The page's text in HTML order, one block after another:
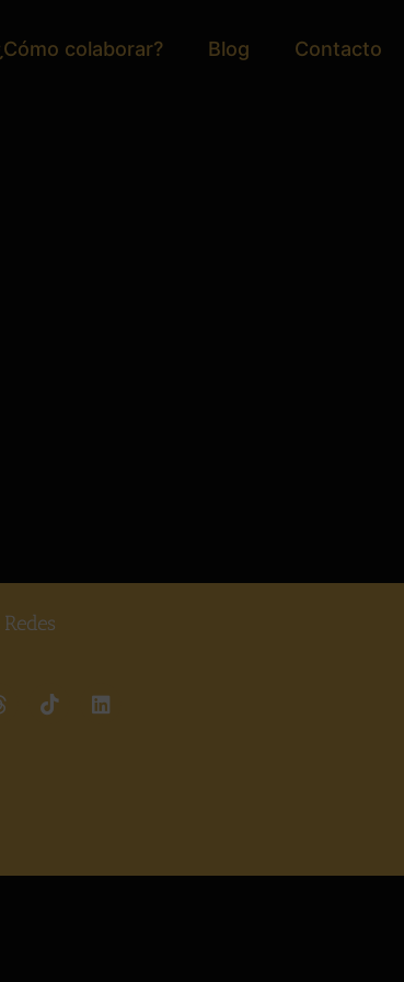
colaborar? Blog Contacto